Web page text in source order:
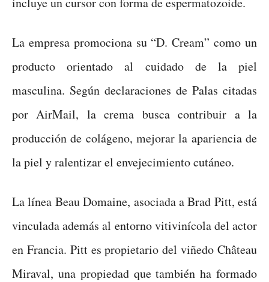
La empresa promociona su “D. Cream” como un
producto orientado al cuidado de la piel
masculina. Según declaraciones de Palas citadas
por AirMail, la crema busca contribuir a la
producción de colágeno, mejorar la apariencia de
la piel y ralentizar el envejecimiento cutáneo.
La línea Beau Domaine, asociada a Brad Pitt, está
vinculada además al entorno vitivinícola del actor
en Francia. Pitt es propietario del viñedo Château
Miraval, una propiedad que también ha formado